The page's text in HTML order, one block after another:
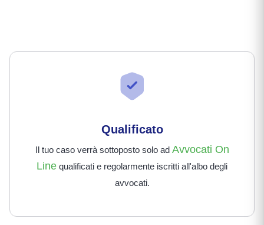
Qualificato
Il tuo caso verrà sottoposto solo ad Avvocati On
Line qualificati e regolarmente iscritti all'albo degli
avvocati.